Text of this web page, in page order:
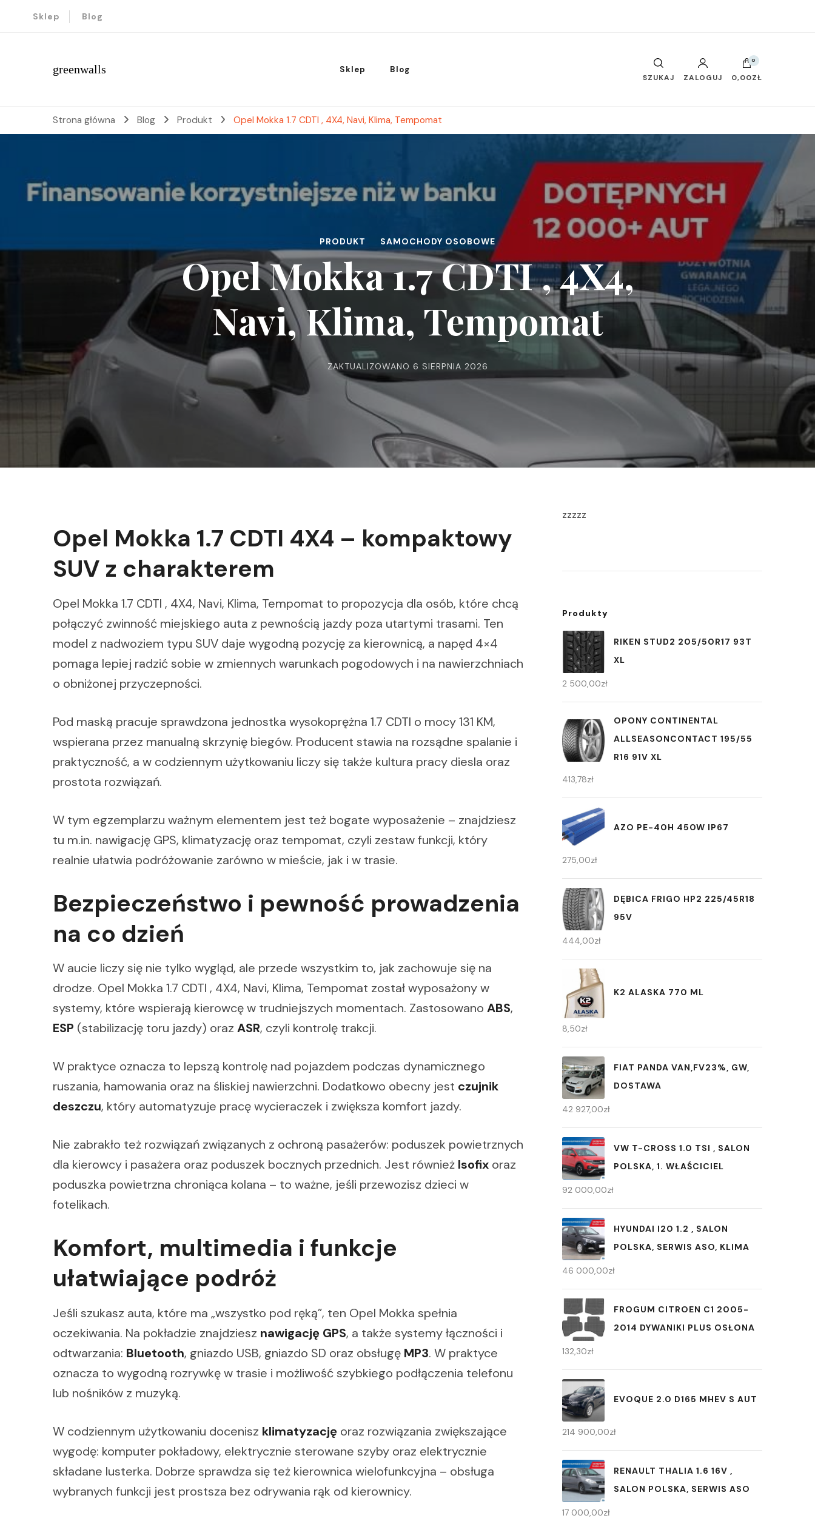
Sklep Blog
greenwalls Sklep Blog
SZUKAJ ZALOGUJ
0
0,00ZŁ
Strona główna Blog Produkt Opel Mokka 1.7 CDTI , 4X4, Navi, Klima, Tempomat
PRODUKT SAMOCHODY OSOBOWE
Opel Mokka 1.7 CDTI , 4X4,
Navi, Klima, Tempomat
ZAKTUALIZOWANO 6 SIERPNIA 2026
Opel Mokka 1.7 CDTI 4X4 – kompaktowy
SUV z charakterem
Opel Mokka 1.7 CDTI , 4X4, Navi, Klima, Tempomat to propozycja dla osób, które chcą
połączyć zwinność miejskiego auta z pewnością jazdy poza utartymi trasami. Ten
model z nadwoziem typu SUV daje wygodną pozycję za kierownicą, a napęd 4×4
pomaga lepiej radzić sobie w zmiennych warunkach pogodowych i na nawierzchniach
o obniżonej przyczepności.
Pod maską pracuje sprawdzona jednostka wysokoprężna 1.7 CDTI o mocy 131 KM,
wspierana przez manualną skrzynię biegów. Producent stawia na rozsądne spalanie i
praktyczność, a w codziennym użytkowaniu liczy się także kultura pracy diesla oraz
prostota rozwiązań.
W tym egzemplarzu ważnym elementem jest też bogate wyposażenie – znajdziesz
tu m.in. nawigację GPS, klimatyzację oraz tempomat, czyli zestaw funkcji, który
realnie ułatwia podróżowanie zarówno w mieście, jak i w trasie.
Bezpieczeństwo i pewność prowadzenia
na co dzień
W aucie liczy się nie tylko wygląd, ale przede wszystkim to, jak zachowuje się na
drodze. Opel Mokka 1.7 CDTI , 4X4, Navi, Klima, Tempomat został wyposażony w
systemy, które wspierają kierowcę w trudniejszych momentach. Zastosowano ABS,
ESP (stabilizację toru jazdy) oraz ASR, czyli kontrolę trakcji.
W praktyce oznacza to lepszą kontrolę nad pojazdem podczas dynamicznego
ruszania, hamowania oraz na śliskiej nawierzchni. Dodatkowo obecny jest czujnik
deszczu, który automatyzuje pracę wycieraczek i zwiększa komfort jazdy.
Nie zabrakło też rozwiązań związanych z ochroną pasażerów: poduszek powietrznych
dla kierowcy i pasażera oraz poduszek bocznych przednich. Jest również Isofix oraz
poduszka powietrzna chroniąca kolana – to ważne, jeśli przewozisz dzieci w
fotelikach.
Komfort, multimedia i funkcje
ułatwiające podróż
Jeśli szukasz auta, które ma „wszystko pod ręką”, ten Opel Mokka spełnia
oczekiwania. Na pokładzie znajdziesz nawigację GPS, a także systemy łączności i
odtwarzania: Bluetooth, gniazdo USB, gniazdo SD oraz obsługę MP3. W praktyce
oznacza to wygodną rozrywkę w trasie i możliwość szybkiego podłączenia telefonu
lub nośników z muzyką.
W codziennym użytkowaniu docenisz klimatyzację oraz rozwiązania zwiększające
wygodę: komputer pokładowy, elektrycznie sterowane szyby oraz elektrycznie
składane lusterka. Dobrze sprawdza się też kierownica wielofunkcyjna – obsługa
wybranych funkcji jest prostsza bez odrywania rąk od kierownicy.
zzzzz
Produkty
RIKEN STUD2 205/50R17 93T
XL
2 500,00zł
OPONY CONTINENTAL
ALLSEASONCONTACT 195/55
R16 91V XL
413,78zł
AZO PE-40H 450W IP67
275,00zł
DĘBICA FRIGO HP2 225/45R18
95V
444,00zł
K2 ALASKA 770 ML
8,50zł
FIAT PANDA VAN,FV23%, GW,
DOSTAWA
42 927,00zł
VW T-CROSS 1.0 TSI , SALON
POLSKA, 1. WŁAŚCICIEL
92 000,00zł
HYUNDAI I20 1.2 , SALON
POLSKA, SERWIS ASO, KLIMA
46 000,00zł
FROGUM CITROEN C1 2005-
2014 DYWANIKI PLUS OSŁONA
132,30zł
EVOQUE 2.0 D165 MHEV S AUT
214 900,00zł
RENAULT THALIA 1.6 16V ,
SALON POLSKA, SERWIS ASO
17 000,00zł